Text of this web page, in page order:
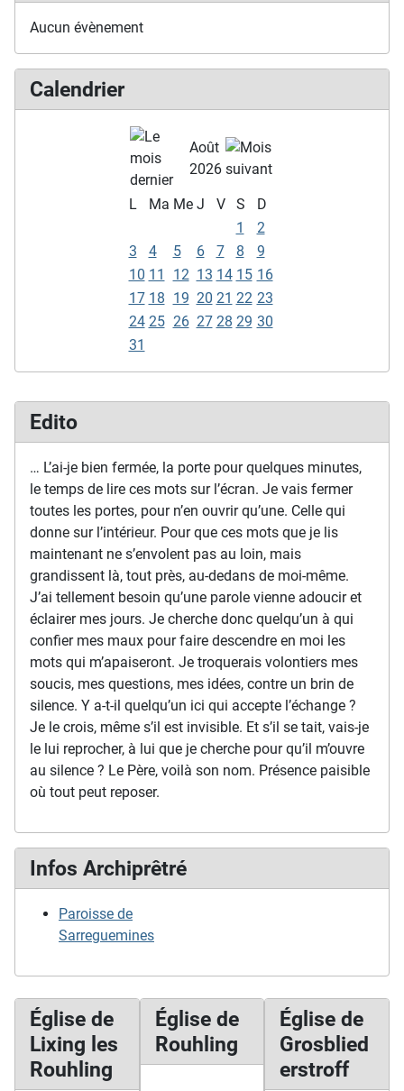
Edito
… L’ai-je bien fermée, la porte pour quelques minutes,
le temps de lire ces mots sur l’écran. Je vais fermer
toutes les portes, pour n’en ouvrir qu’une. Celle qui
donne sur l’intérieur. Pour que ces mots que je lis
maintenant ne s’envolent pas au loin, mais
grandissent là, tout près, au-dedans de moi-même.
J’ai tellement besoin qu’une parole vienne adoucir et
éclairer mes jours. Je cherche donc quelqu’un à qui
confier mes maux pour faire descendre en moi les
mots qui m’apaiseront. Je troquerais volontiers mes
soucis, mes questions, mes idées, contre un brin de
silence. Y a-t-il quelqu’un ici qui accepte l’échange ?
Je le crois, même s’il est invisible. Et s’il se tait, vais-je
le lui reprocher, à lui que je cherche pour qu’il m’ouvre
au silence ? Le Père, voilà son nom. Présence paisible
où tout peut reposer.
Infos Archiprêtré
Paroisse de
Sarreguemines
Aucun évènement
Calendrier
Août
2026
L Ma Me J V S
D
1
2
3
4 5 6 7 8
9
10 11 12 13 14 15 16
17 18 19 20 21 22 23
24 25 26 27 28 29 30
31
Église de
Lixing les
Rouhling
Église de
Rouhling
Église de
Grosblied
erstroff